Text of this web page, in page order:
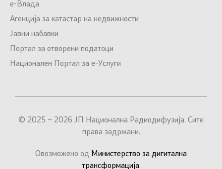
е-Влада
Агенција за катастар на недвижности
Јавни набавки
Портал за отворени податоци
Национален Портал за е-Услуги
© 2025 – 2026 ЈП Национална Радиодифузија. Сите
права задржани.
Овозможено од Министерство за дигитална
трансформација.